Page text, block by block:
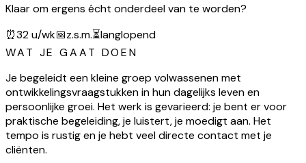
Klaar om ergens écht onderdeel van te worden?
⏰32 u/wk📅z.s.m.⏳langlopend
WAT JE GAAT DOEN
Je begeleidt een kleine groep volwassenen met
ontwikkelingsvraagstukken in hun dagelijks leven en
persoonlijke groei. Het werk is gevarieerd: je bent er voor
praktische begeleiding, je luistert, je moedigt aan. Het
tempo is rustig en je hebt veel directe contact met je
cliënten.